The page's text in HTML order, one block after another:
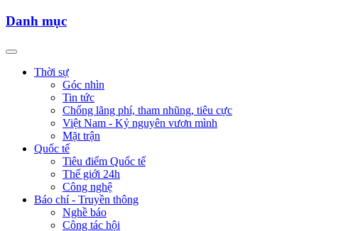
Danh mục
Thời sự
Góc nhìn
Tin tức
Chống lãng phí, tham nhũng, tiêu cực
Việt Nam - Kỷ nguyên vươn mình
Mặt trận
Quốc tế
Tiêu điểm Quốc tế
Thế giới 24h
Công nghệ
Báo chí - Truyền thông
Nghề báo
Công tác hội